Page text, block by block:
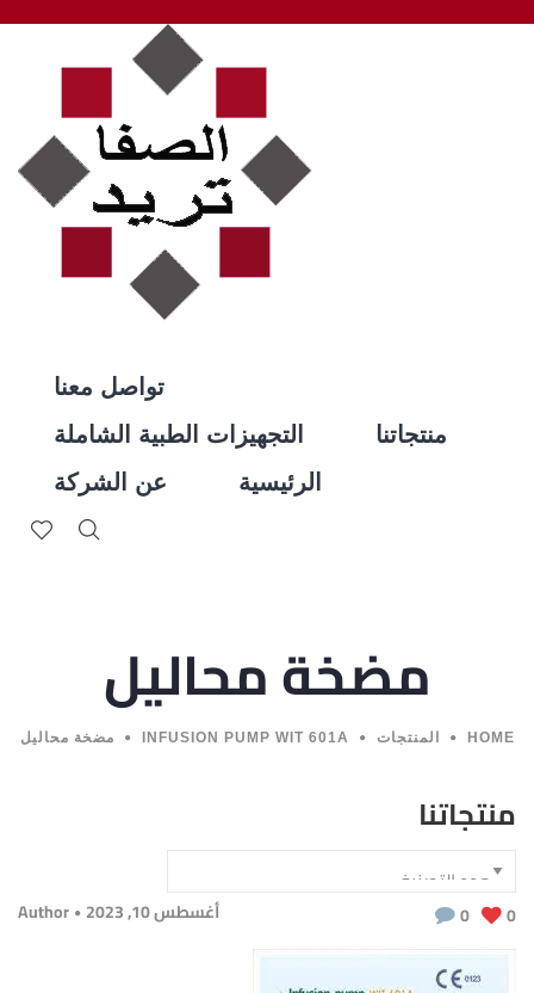
تواصل معنا
التجهيزات الطبية الشاملة
منتجاتنا
عن الشركة
الرئيسية
مضخة محاليل
HOME المنتجات INFUSION PUMP WIT 601A مضخة محاليل
منتجاتنا
أغسطس 10, 2023 Author 0 0